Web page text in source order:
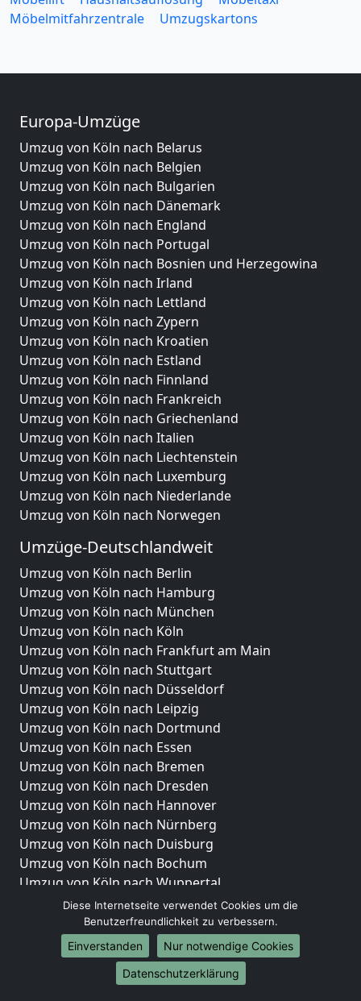
Möbelmitfahrzentrale
Umzugskartons
Europa-Umzüge
Umzug von Köln nach Belarus
Umzug von Köln nach Belgien
Umzug von Köln nach Bulgarien
Umzug von Köln nach Dänemark
Umzug von Köln nach England
Umzug von Köln nach Portugal
Umzug von Köln nach Bosnien und Herzegowina
Umzug von Köln nach Irland
Umzug von Köln nach Lettland
Umzug von Köln nach Zypern
Umzug von Köln nach Kroatien
Umzug von Köln nach Estland
Umzug von Köln nach Finnland
Umzug von Köln nach Frankreich
Umzug von Köln nach Griechenland
Umzug von Köln nach Italien
Umzug von Köln nach Liechtenstein
Umzug von Köln nach Luxemburg
Umzug von Köln nach Niederlande
Umzug von Köln nach Norwegen
Umzüge-Deutschlandweit
Umzug von Köln nach Berlin
Umzug von Köln nach Hamburg
Umzug von Köln nach München
Umzug von Köln nach Köln
Umzug von Köln nach Frankfurt am Main
Umzug von Köln nach Stuttgart
Umzug von Köln nach Düsseldorf
Umzug von Köln nach Leipzig
Umzug von Köln nach Dortmund
Umzug von Köln nach Essen
Umzug von Köln nach Bremen
Umzug von Köln nach Dresden
Umzug von Köln nach Hannover
Umzug von Köln nach Nürnberg
Umzug von Köln nach Duisburg
Umzug von Köln nach Bochum
Umzug von Köln nach Wuppertal
Umzug von Köln nach Bielefeld
Umzug von Köln nach Bonn
Umzug von Köln nach Münster
Internationale-Umzüge
Diese Internetseite verwendet Cookies um die
Benutzerfreundlichkeit zu verbessern.
Einverstanden
Nur notwendige Cookies
Datenschutzerklärung